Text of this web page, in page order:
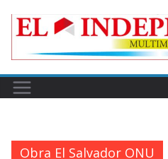
Obra El Salvador ONU